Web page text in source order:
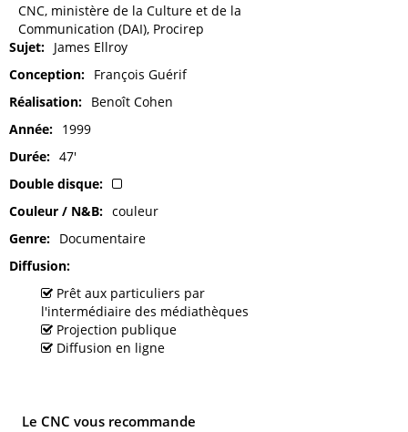
CNC, ministère de la Culture et de la
Communication (DAI), Procirep
Sujet
James Ellroy
Conception
François Guérif
Réalisation
Benoît Cohen
Année
1999
Durée
47'
Double disque
Couleur / N&B
couleur
Genre
Documentaire
Diffusion
Prêt aux particuliers par
l'intermédiaire des médiathèques
Projection publique
Diffusion en ligne
Le CNC vous recommande